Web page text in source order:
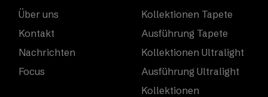
Über uns
Kontakt
Nachrichten
Focus
Kollektionen Tapete
Ausführung Tapete
Kollektionen Ultralight
Ausführung Ultralight
Kollektionen